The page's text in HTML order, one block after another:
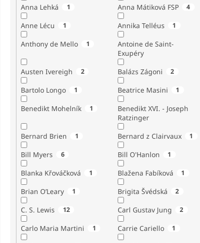
Anna Lehká 1 Anna Mátiková FSP 4
Anne Lécu 1 Annika Telléus 1
Anthony de Mello 1
Antoine de Saint-
Exupéry
Austen Ivereigh 2 Balázs Zágoni 2
Bartolo Longo 1 Beatrice Masini 1
Benedikt Mohelník 1
Benedikt XVI. - Joseph
Ratzinger
Bernard Brien 1 Bernard z Clairvaux 1
Bill Myers 6 Bill O'Hanlon 1
Blanka Křováčková 1 Blažena Fabíková 1
Brian O’Leary 1 Brigita Švédská 2
C. S. Lewis 12 Carl Gustav Jung 2
Carlo Maria Martini 1 Carrie Cariello 1